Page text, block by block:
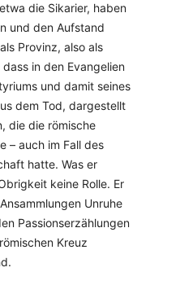
die Sikarier, haben
und den Aufstand
Provinz, also als
in den Evangelien
und damit seines
dem Tod, dargestellt
die die römische
– auch im Fall des
hatte. Was er
keine Rolle. Er
Unruhe
Passionserzählungen
Kreuz